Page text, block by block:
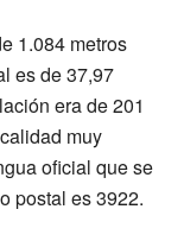
1.084 metros
es de 37,97
era de 201
muy
oficial que se
postal es 3922.